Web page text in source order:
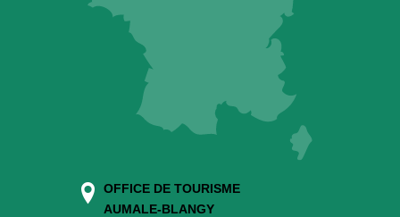
OFFICE DE TOURISME
AUMALE-BLANGY